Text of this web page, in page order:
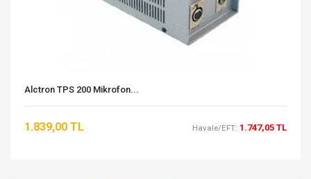
Alctron TPS 200 Mikrofon...
1.839,00 TL Havale/EFT: 1.747,05 TL